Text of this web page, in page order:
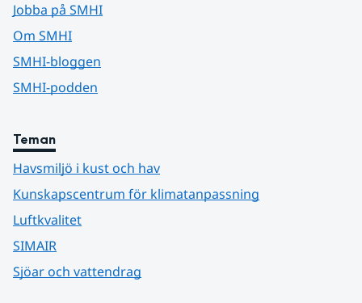
Jobba på SMHI
Om SMHI
SMHI-bloggen
SMHI-podden
Teman
Havsmiljö i kust och hav
Kunskapscentrum för klimatanpassning
Luftkvalitet
SIMAIR
Sjöar och vattendrag